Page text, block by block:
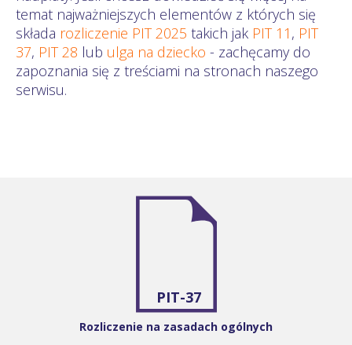
temat najważniejszych elementów z których się
składa rozliczenie PIT 2025 takich jak PIT 11 , PIT
37, PIT 28 lub ulga na dziecko - zachęcamy do
zapoznania się z treściami na stronach naszego
serwisu.
PIT-37
Rozliczenie na zasadach ogólnych